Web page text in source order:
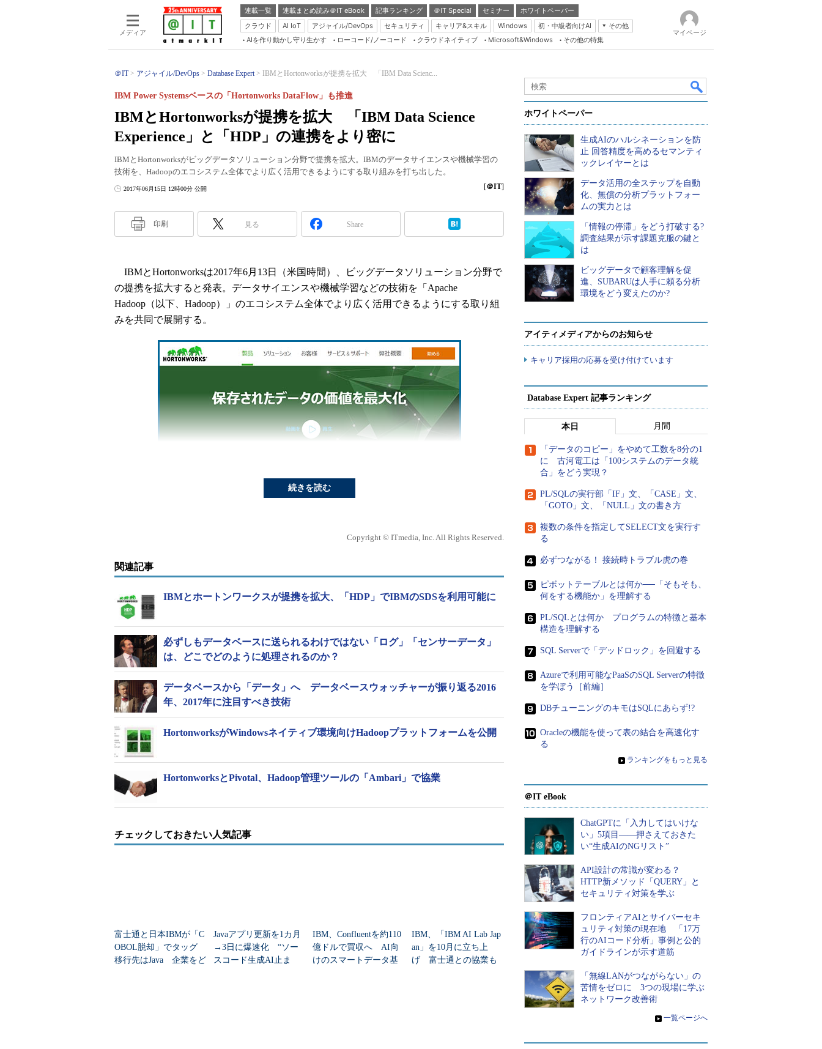
メディア
連載一覧 連載まとめ読み＠IT eBook 記事ランキング ＠IT Special セミナー
ホワイトペーパー
クラウド
AI IoT アジャイル/DevOps セキュリティ キャリア&スキル Windows 初・中級者向けAI
その他
Server & Storage
Database Expert
Linux ＆ OSS
Master of IP Network
Security & Trust
AIを作り動かし守り生かす ローコード/ノーコード クラウドネイティブ Microsoft&Windows その他の特集
マイページ
＠IT アジャイル/DevOps Database Expert IBMとHortonworksが提携を拡大 「IBM Data Scienc...
IBMとHortonworksが提携を拡大 「IBM Data Science
Experience」と「HDP」の連携をより密に
IBM Power Systemsベースの「Hortonworks DataFlow」も推進
IBMとHortonworksがビッグデータソリューション分野で提携を拡大。IBMのデータサイエンスや機械学習の
技術を、Hadoopのエコシステム全体でより広く活用できるようにする取り組みを打ち出した。
2017年06月15日 12時00分 公開 [＠IT]
印刷 見る Share
IBMとHortonworksは2017年6月13日（米国時間）、ビッグデータソリューション分野で
の提携を拡大すると発表。データサイエンスや機械学習などの技術を「Apache
Hadoop（以下、Hadoop）」のエコシステム全体でより広く活用できるようにする取り組
みを共同で展開する。
「IBM Big SQL」を組み合わせた統合ソリューションを提供する。HDPは、Hortonworks
サイエンティスト、アナリスト、開発者などが素早く簡単に新しい分析モデルを作成で
きる一連のツールとコラボレーション環境を提供する。IBM Big SQLは、IBMが展開する
両社は今後、以下の取り組みも進めていくとしている。
Hortonworksは、IBM Data Science Experienceを組み合わせたHDPを販促するととも
に、自社の戦略的データサイエンスプラットフォームとしても同ソリューションを
採用する。併せて、HDPとIBM Big SQLを統合した製品の開発も進める
IBMはHadoopディストリビューションとしてHDPを採用し、IBM Data Science
Experienceや、これに含まれる機械学習ツール群「IBM Machine Learning」と完全に
こうして構築される新ソリューションによって、HDPによる豊富なデータセキュリ
ティ、ガバナンス、操作機能と、IBM Data Science Experienceの高度なアナリティク
のユーザーに、HDPへの移行を促していく
続きを読む
Copyright © ITmedia, Inc. All Rights Reserved.
関連記事
IBMとホートンワークスが提携を拡大、「HDP」でIBMのSDSを利用可能に
必ずしもデータベースに送られるわけではない「ログ」「センサーデータ」
は、どこでどのように処理されるのか？
データベースから「データ」へ データベースウォッチャーが振り返る2016
年、2017年に注目すべき技術
HortonworksがWindowsネイティブ環境向けHadoopプラットフォームを公開
HortonworksとPivotal、Hadoop管理ツールの「Ambari」で協業
チェックしておきたい人気記事
富士通と日本IBMが「C
OBOL脱却」でタッグ
移行先はJava 企業をど
Javaアプリ更新を1カ月
→3日に爆速化 “ソー
スコード生成AI止ま
IBM、Confluentを約110
億ドルで買収へ AI向
けのスマートデータ基
IBM、「IBM AI Lab Jap
an」を10月に立ち上
げ 富士通との協業も
ホワイトペーパー
生成AIのハルシネーションを防
止 回答精度を高めるセマンティ
ックレイヤーとは
データ活用の全ステップを自動
化、無償の分析プラットフォー
ムの実力とは
「情報の停滞」をどう打破する?
調査結果が示す課題克服の鍵と
は
ビッグデータで顧客理解を促
進、SUBARUは人手に頼る分析
環境をどう変えたのか?
アイティメディアからのお知らせ
キャリア採用の応募を受け付けています
Database Expert 記事ランキング
本日 月間
「データのコピー」をやめて工数を8分の1
に 古河電工は「100システムのデータ統
合」をどう実現？
PL/SQLの実行部「IF」文、「CASE」文、
「GOTO」文、「NULL」文の書き方
複数の条件を指定してSELECT文を実行す
る
必ずつながる！ 接続時トラブル虎の巻
ピボットテーブルとは何か──「そもそも、
何をする機能か」を理解する
PL/SQLとは何か プログラムの特徴と基本
構造を理解する
SQL Serverで「デッドロック」を回避する
Azureで利用可能なPaaSのSQL Serverの特徴
を学ぼう［前編］
DBチューニングのキモはSQLにあらず!?
Oracleの機能を使って表の結合を高速化す
る
» ランキングをもっと見る
＠IT eBook
ChatGPTに「入力してはいけな
い」5項目――押さえておきた
い“生成AIのNGリスト”
API設計の常識が変わる？
HTTP新メソッド「QUERY」と
セキュリティ対策を学ぶ
フロンティアAIとサイバーセキ
ュリティ対策の現在地 「17万
行のAIコード分析」事例と公的
ガイドラインが示す道筋
「無線LANがつながらない」の
苦情をゼロに 3つの現場に学ぶ
ネットワーク改善術
» 一覧ページへ